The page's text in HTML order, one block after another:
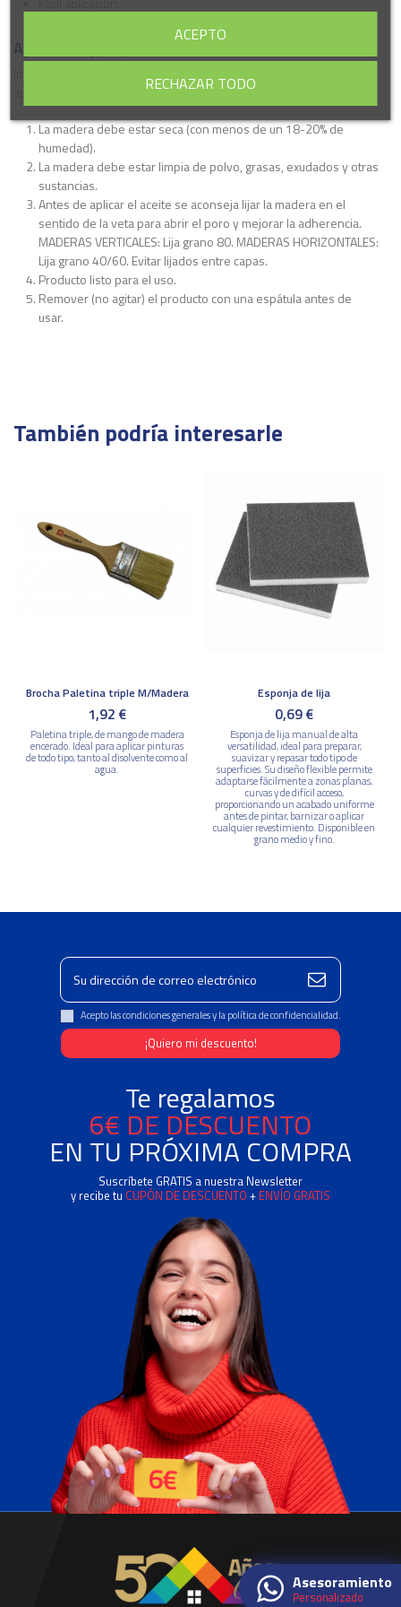
La madera debe estar seca (con menos de un 18-20% de
humedad).
La madera debe estar limpia de polvo, grasas, exudados y otras
sustancias.
Antes de aplicar el aceite se aconseja lijar la madera en el
sentido de la veta para abrir el poro y mejorar la adherencia.
MADERAS VERTICALES: Lija grano 80. MADERAS HORIZONTALES:
Lija grano 40/60. Evitar lijados entre capas.
Producto listo para el uso.
Remover (no agitar) el producto con una espátula antes de
usar.
También podría interesarle
Brocha Paletina triple M/Madera
1,92 €
Paletina triple, de mango de madera
encerado. Ideal para aplicar pinturas
de todo tipo, tanto al disolvente como al
agua.
Esponja de lija
0,69 €
Esponja de lija manual de alta
versatilidad, ideal para preparar,
suavizar y repasar todo tipo de
superficies. Su diseño flexible permite
adaptarse fácilmente a zonas planas,
curvas y de difícil acceso,
proporcionando un acabado uniforme
antes de pintar, barnizar o aplicar
cualquier revestimiento. Disponible en
grano medio y fino.
Acepto las condiciones generales y la política de confidencialidad.
Te regalamos
6€ DE DESCUENTO
EN TU PRÓXIMA COMPRA
Suscríbete GRATIS a nuestra Newsletter
y recibe tu CUPÓN DE DESCUENTO + ENVÍO GRATIS
RECHAZAR TODO
ACEPTO
Asesoramiento
Personalizado